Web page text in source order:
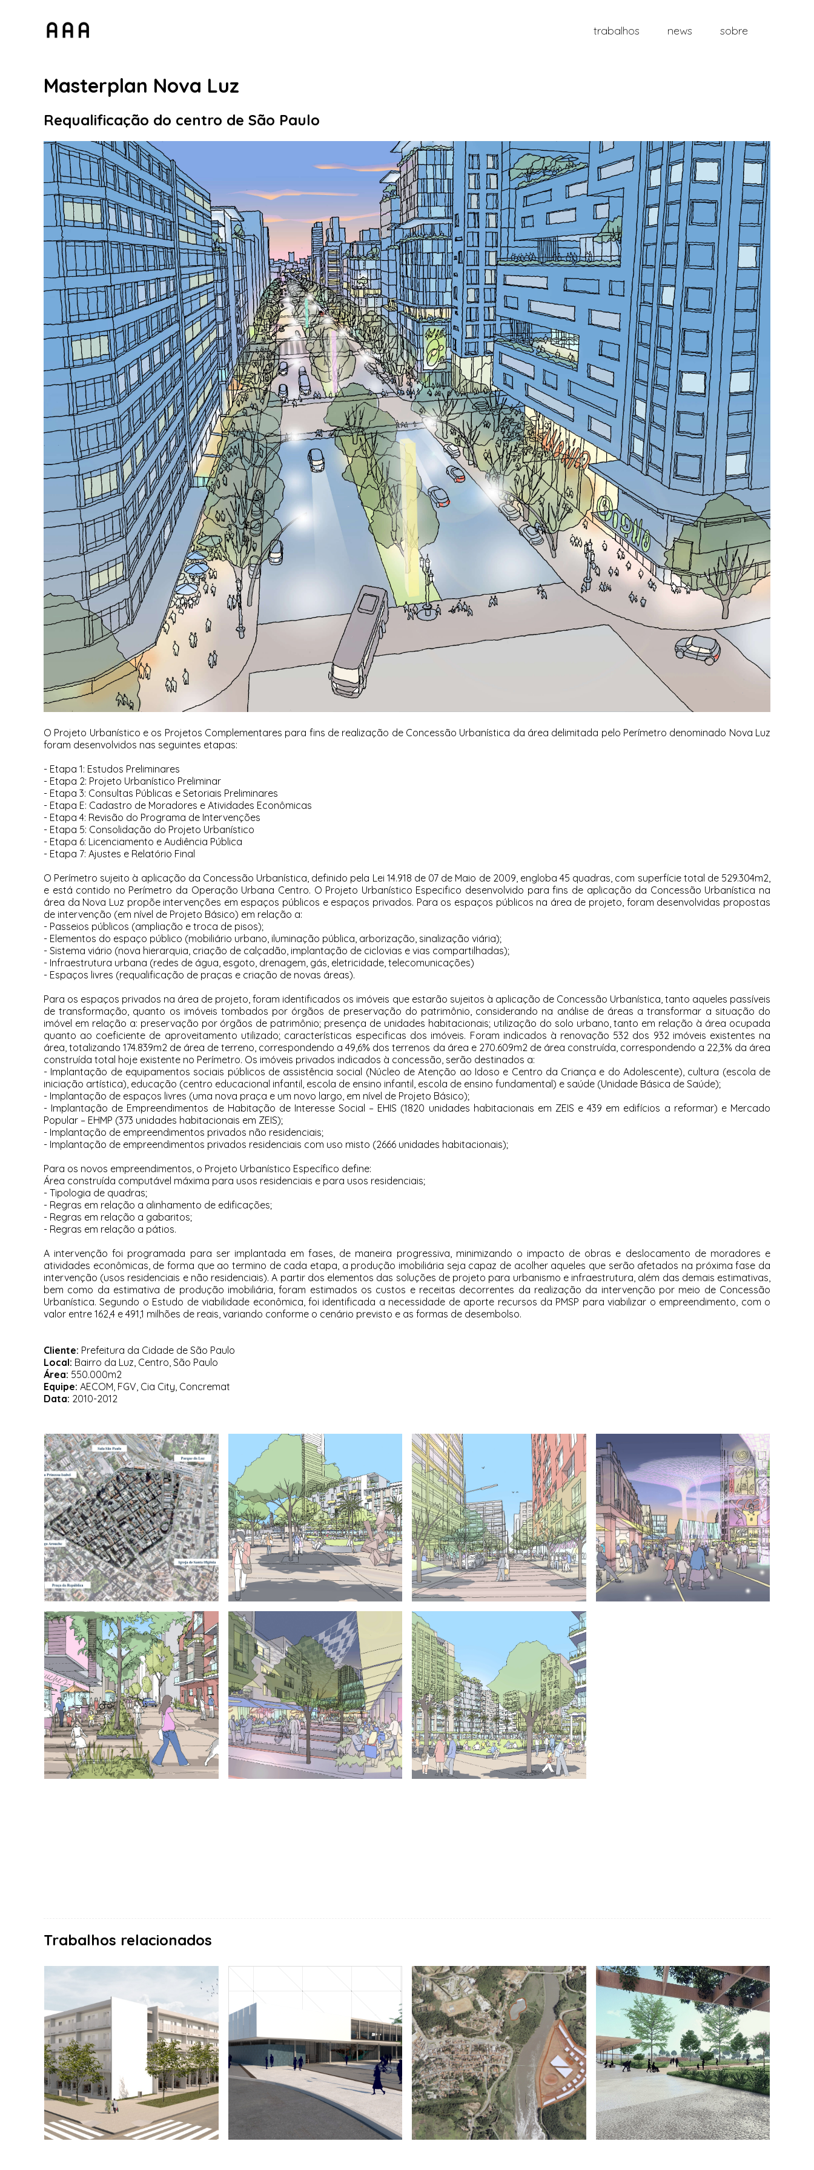
trabalhos news sobre
Masterplan Nova Luz
Requalificação do centro de São Paulo
O Projeto Urbanístico e os Projetos Complementares para fins de realização de Concessão Urbanística da área delimitada pelo Perímetro denominado Nova Luz
foram desenvolvidos nas seguintes etapas:
- Etapa 1: Estudos Preliminares
- Etapa 2: Projeto Urbanístico Preliminar
- Etapa 3: Consultas Públicas e Setoriais Preliminares
- Etapa E: Cadastro de Moradores e Atividades Econômicas
- Etapa 4: Revisão do Programa de Intervenções
- Etapa 5: Consolidação do Projeto Urbanístico
- Etapa 6: Licenciamento e Audiência Pública
- Etapa 7: Ajustes e Relatório Final
O Perímetro sujeito à aplicação da Concessão Urbanística, definido pela Lei 14.918 de 07 de Maio de 2009, engloba 45 quadras, com superfície total de 529.304m2,
e está contido no Perímetro da Operação Urbana Centro. O Projeto Urbanístico Especifico desenvolvido para fins de aplicação da Concessão Urbanística na
área da Nova Luz propõe intervenções em espaços públicos e espaços privados. Para os espaços públicos na área de projeto, foram desenvolvidas propostas
de intervenção (em nível de Projeto Básico) em relação a:
- Passeios públicos (ampliação e troca de pisos);
- Elementos do espaço público (mobiliário urbano, iluminação pública, arborização, sinalização viária);
- Sistema viário (nova hierarquia, criação de calçadão, implantação de ciclovias e vias compartilhadas);
- Infraestrutura urbana (redes de água, esgoto, drenagem, gás, eletricidade, telecomunicações)
- Espaços livres (requalificação de praças e criação de novas áreas).
Para os espaços privados na área de projeto, foram identificados os imóveis que estarão sujeitos à aplicação de Concessão Urbanística, tanto aqueles passíveis
de transformação, quanto os imóveis tombados por órgãos de preservação do patrimônio, considerando na análise de áreas a transformar a situação do
imóvel em relação a: preservação por órgãos de patrimônio; presença de unidades habitacionais; utilização do solo urbano, tanto em relação à área ocupada
quanto ao coeficiente de aproveitamento utilizado; características especificas dos imóveis. Foram indicados à renovação 532 dos 932 imóveis existentes na
área, totalizando 174.839m2 de área de terreno, correspondendo a 49,6% dos terrenos da área e 270.609m2 de área construída, correspondendo a 22,3% da área
construída total hoje existente no Perímetro. Os imóveis privados indicados à concessão, serão destinados a:
- Implantação de equipamentos sociais públicos de assistência social (Núcleo de Atenção ao Idoso e Centro da Criança e do Adolescente), cultura (escola de
iniciação artística), educação (centro educacional infantil, escola de ensino infantil, escola de ensino fundamental) e saúde (Unidade Básica de Saúde);
- Implantação de espaços livres (uma nova praça e um novo largo, em nível de Projeto Básico);
- Implantação de Empreendimentos de Habitação de Interesse Social – EHIS (1820 unidades habitacionais em ZEIS e 439 em edifícios a reformar) e Mercado
Popular – EHMP (373 unidades habitacionais em ZEIS);
- Implantação de empreendimentos privados não residenciais;
- Implantação de empreendimentos privados residenciais com uso misto (2666 unidades habitacionais);
Para os novos empreendimentos, o Projeto Urbanístico Específico define:
Área construída computável máxima para usos residenciais e para usos residenciais;
- Tipologia de quadras;
- Regras em relação a alinhamento de edificações;
- Regras em relação a gabaritos;
- Regras em relação a pátios.
A intervenção foi programada para ser implantada em fases, de maneira progressiva, minimizando o impacto de obras e deslocamento de moradores e
atividades econômicas, de forma que ao termino de cada etapa, a produção imobiliária seja capaz de acolher aqueles que serão afetados na próxima fase da
intervenção (usos residenciais e não residenciais). A partir dos elementos das soluções de projeto para urbanismo e infraestrutura, além das demais estimativas,
bem como da estimativa de produção imobiliária, foram estimados os custos e receitas decorrentes da realização da intervenção por meio de Concessão
Urbanística. Segundo o Estudo de viabilidade econômica, foi identificada a necessidade de aporte recursos da PMSP para viabilizar o empreendimento, com o
valor entre 162,4 e 491,1 milhões de reais, variando conforme o cenário previsto e as formas de desembolso.
Cliente: Prefeitura da Cidade de São Paulo
Local: Bairro da Luz, Centro, São Paulo
Área: 550.000m2
Equipe: AECOM, FGV, Cia City, Concremat
Data: 2010-2012
Trabalhos relacionados